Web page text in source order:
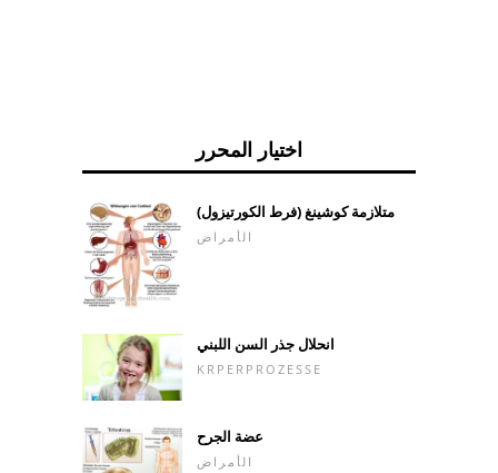
اختيار المحرر
متلازمة كوشينغ (فرط الكورتيزول)
الأمراض
انحلال جذر السن اللبني
KRPERPROZESSE
عضة الجرح
الأمراض